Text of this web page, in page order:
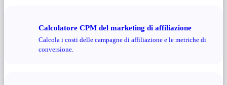
Calcolatore CPM del marketing di affiliazione
Calcola i costi delle campagne di affiliazione e le metriche di
conversione.